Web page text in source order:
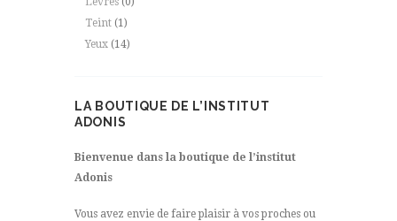
Teint (1)
Yeux (14)
LA BOUTIQUE DE L’INSTITUT
ADONIS
Bienvenue dans la boutique de l’institut
Adonis
Vous avez envie de faire plaisir à vos proches ou